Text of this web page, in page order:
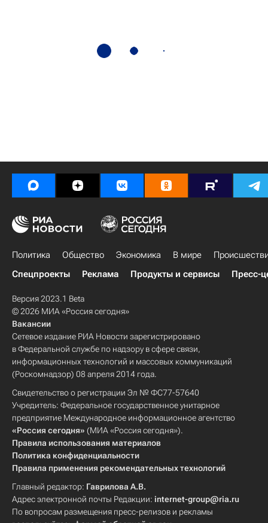
Политика Общество Экономика В мире
Спецпроекты
Реклама Продукты и сервисы Пресс-
Версия 2023.1 Beta
© 2026 МИА «Россия сегодня»
Вакансии
Сетевое издание РИА Новости зарегистрировано
в Федеральной службе по надзору в сфере связи,
информационных технологий и массовых коммуникаций
(Роскомнадзор) 08 апреля 2014 года.
Свидетельство о регистрации Эл № ФС77-57640
Учредитель: Федеральное государственное унитарное
предприятие Международное информационное агентство
«Россия сегодня» (МИА «Россия сегодня»).
Правила использования материалов
Политика конфиденциальности
Правила применения рекомендательных технологий
Главный редактор: Гаврилова А.В.
Адрес электронной почты Редакции: internet-group@ria.ru
По вопросам размещения пресс-релизов и рекламы